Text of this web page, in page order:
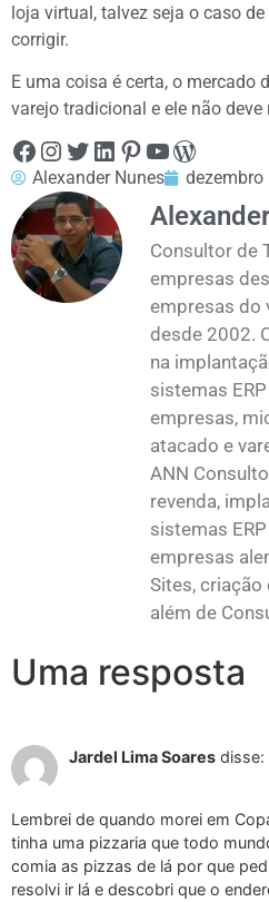
loja virtual, talvez seja o caso de
corrigir.
E uma coisa é certa, o mercado
varejo tradicional e ele não deve
Alexander Nunes dezembro
Consultor de
empresas
empresas do
desde 2002.
na
sistemas
empresas,
atacado e
ANN
revenda,
sistemas
empresas
Sites, criação
além de
Uma resposta
Jardel Lima Soares disse:
Lembrei de quando morei em
tinha uma pizzaria que todo
comia as pizzas de lá por que
resolvi ir lá e descobri que o